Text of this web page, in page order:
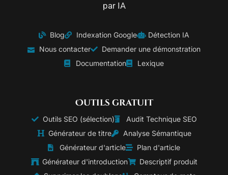
par IA
Blog Indexation Google
Détection IA
Nous contacter
Demander une démonstration
Documentation
Lexique
Outils gratuit
Outils SEO (sélection)
Audit Technique SEO
Générateur de titre
Analyse Sémantique
Générateur d'article
Plan d'article
Générateur d'introduction
Descriptif produit